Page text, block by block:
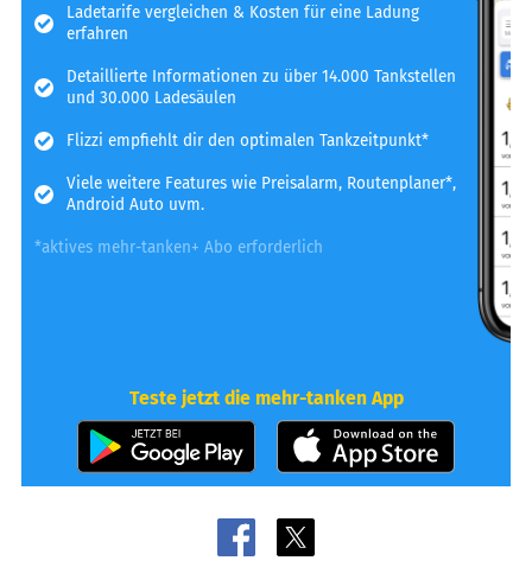
Ladetarife vergleichen & Kosten für eine Ladung
erfahren
Detaillierte Informationen zu über 14.000 Tankstellen
und 30.000 Ladesäulen
Flizzi empfiehlt dir den optimalen Tankzeitpunkt*
Viele weitere Features wie Preisalarm, Routenplaner*,
Android Auto uvm.
*aktives mehr-tanken+ Abo erforderlich
Teste jetzt die mehr-tanken App